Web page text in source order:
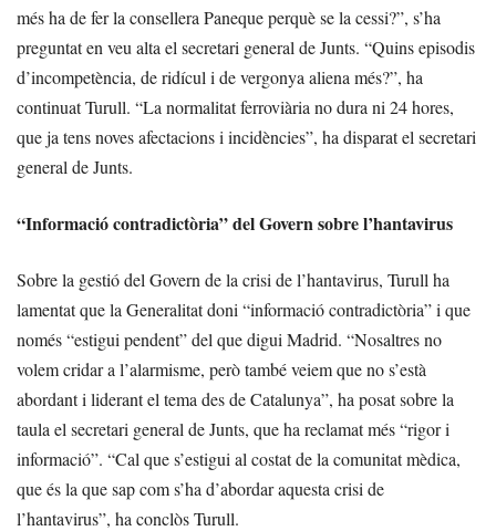
més ha de fer la consellera Paneque perquè se la cessi?”, s’ha
preguntat en veu alta el secretari general de Junts. “Quins episodis
d’incompetència, de ridícul i de vergonya aliena més?”, ha
continuat Turull. “La normalitat ferroviària no dura ni 24 hores,
que ja tens noves afectacions i incidències”, ha disparat el secretari
general de Junts.
“Informació contradictòria” del Govern sobre l’hantavirus
Sobre la gestió del Govern de la crisi de l’hantavirus, Turull ha
lamentat que la Generalitat doni “informació contradictòria” i que
només “estigui pendent” del que digui Madrid. “Nosaltres no
volem cridar a l’alarmisme, però també veiem que no s’està
abordant i liderant el tema des de Catalunya”, ha posat sobre la
taula el secretari general de Junts, que ha reclamat més “rigor i
informació”. “Cal que s’estigui al costat de la comunitat mèdica,
que és la que sap com s’ha d’abordar aquesta crisi de
l’hantavirus”, ha conclòs Turull.